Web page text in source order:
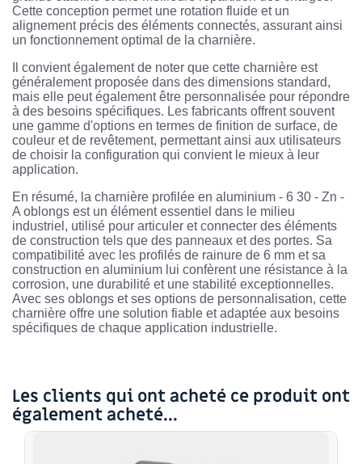
Cette conception permet une rotation fluide et un
alignement précis des éléments connectés, assurant ainsi
un fonctionnement optimal de la charnière.
Il convient également de noter que cette charnière est
généralement proposée dans des dimensions standard,
mais elle peut également être personnalisée pour répondre
à des besoins spécifiques. Les fabricants offrent souvent
une gamme d'options en termes de finition de surface, de
couleur et de revêtement, permettant ainsi aux utilisateurs
de choisir la configuration qui convient le mieux à leur
application.
En résumé, la charnière profilée en aluminium - 6 30 - Zn -
A oblongs est un élément essentiel dans le milieu
industriel, utilisé pour articuler et connecter des éléments
de construction tels que des panneaux et des portes. Sa
compatibilité avec les profilés de rainure de 6 mm et sa
construction en aluminium lui confèrent une résistance à la
corrosion, une durabilité et une stabilité exceptionnelles.
Avec ses oblongs et ses options de personnalisation, cette
charnière offre une solution fiable et adaptée aux besoins
spécifiques de chaque application industrielle.
Les clients qui ont acheté ce produit ont
également acheté...